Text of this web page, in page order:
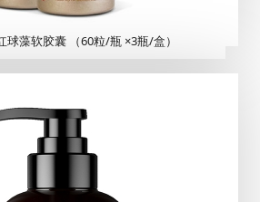
球藻软胶囊 （60粒/瓶 ×3瓶/盒）